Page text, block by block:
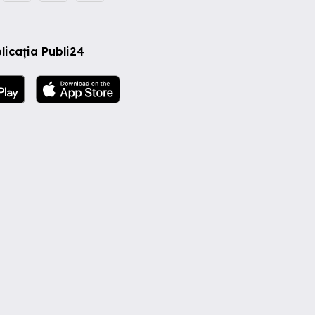
Publi24